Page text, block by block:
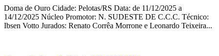
Doma de Ouro Cidade: Pelotas/RS Data: de 11/12/2025 a
14/12/2025 Núcleo Promotor: N. SUDESTE DE C.C.C. Técnico:
Ibsen Votto Jurados: Renato Corrêa Morrone e Leonardo Teixeira...